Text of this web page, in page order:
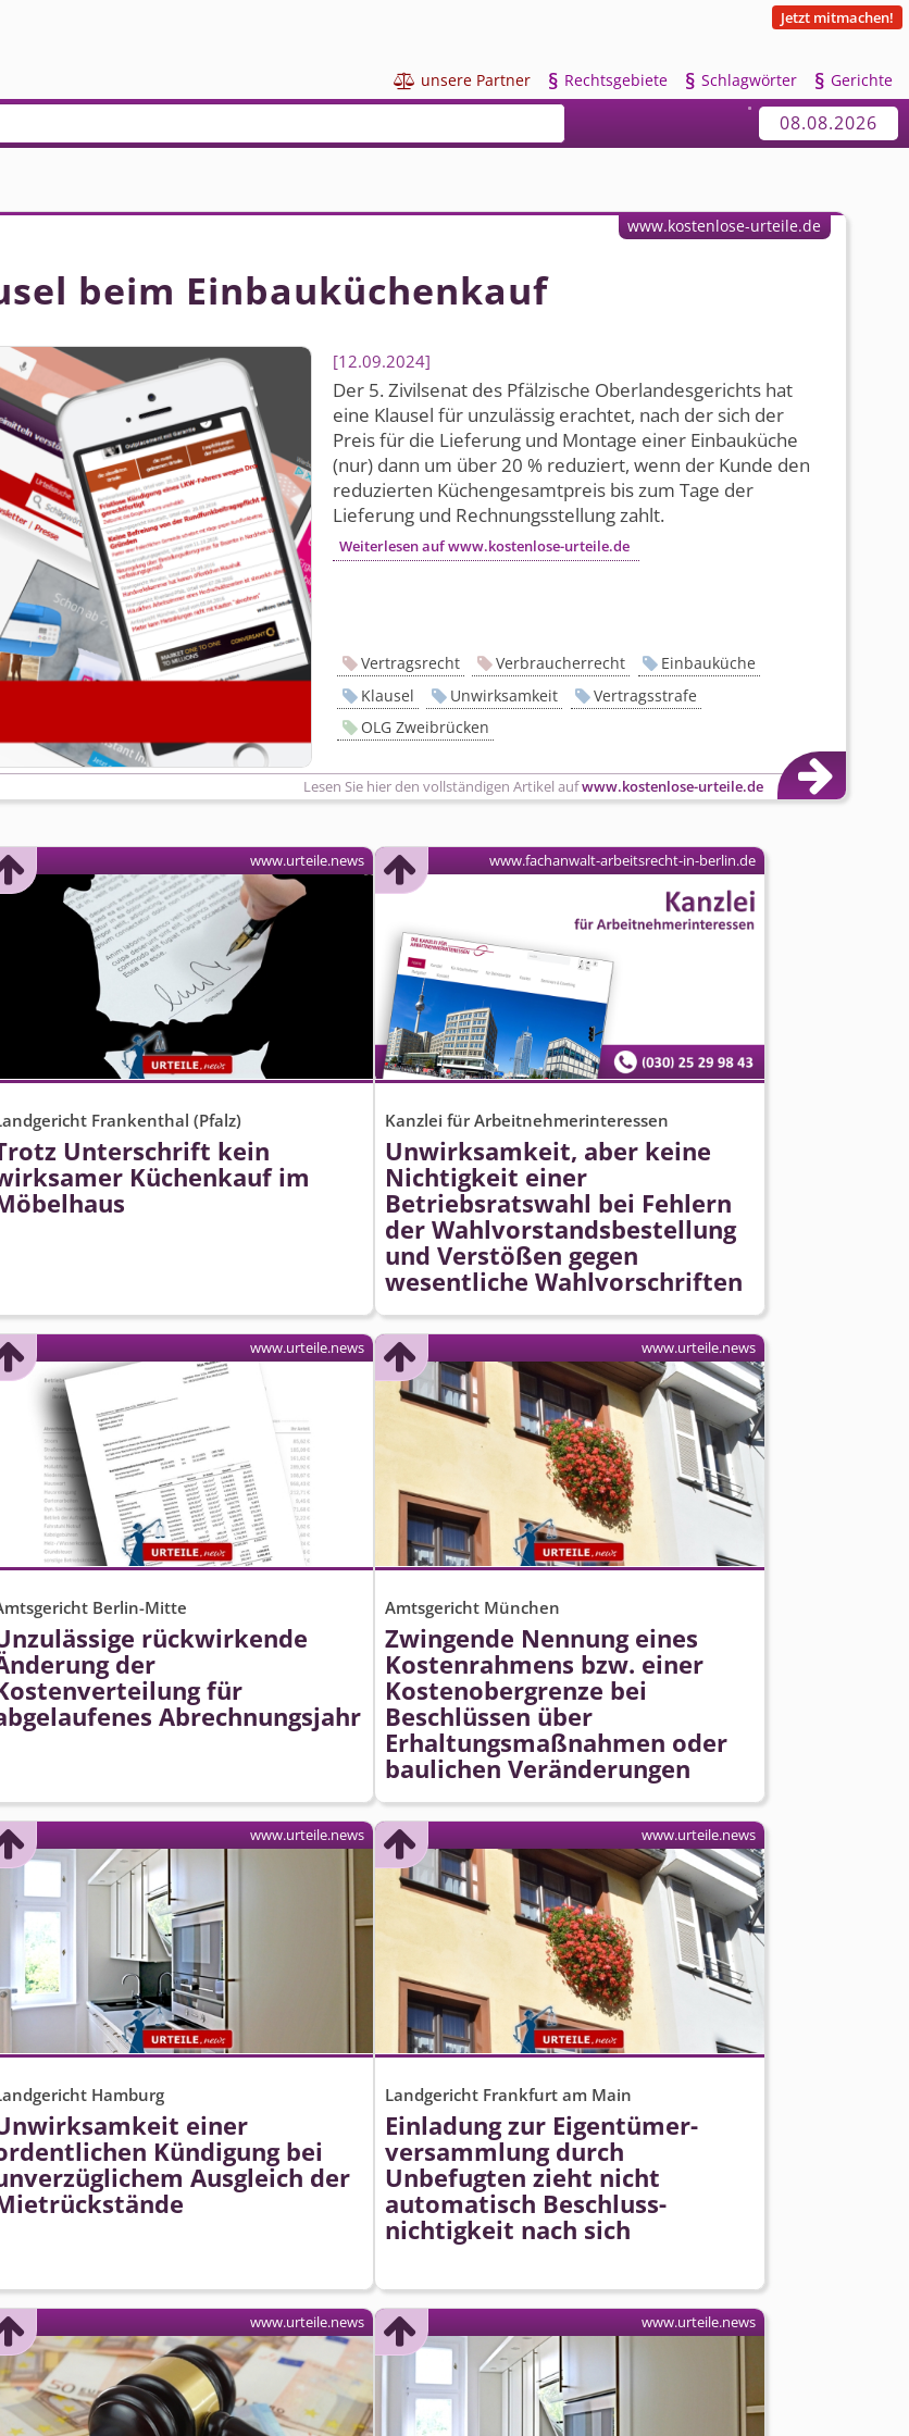
Jetzt mitmachen!
 unsere Partner § Rechtsgebiete § Schlagwörter § Gerichte
08.08.2026
beim Einbauküchenkauf
12.09.2024
Der 5. Zivilsenat des Pfälzische Oberlandesgerichts hat
eine Klausel für unzulässig erachtet, nach der sich der
Preis für die Lieferung und Montage einer Einbauküche
(nur) dann um über 20 % reduziert, wenn der Kunde den
reduzierten Küchengesamtpreis bis zum Tage der
Lieferung und Rechnungsstellung zahlt.
Weiterlesen auf www.kostenlose-urteile.de
Lesen Sie hier den vollständigen Artikel aufwww.kostenlose-urteile.de
www.kostenlose-urteile.de
Vertragsrecht Verbraucherrecht
Einbauküche
Klausel
Unwirksamkeit
Vertragsstrafe
OLG Zweibrücken
Frankenthal (Pfalz)
Unterschrift kein
Küchenkauf im
www.urteile.news
Kanzlei für Arbeitnehmerinteressen
Unwirksamkeit, aber keine
Nichtigkeit einer
Betriebsratswahl bei Fehlern
der Wahlvorstands­bestellung
und Verstößen gegen
wesentliche Wahlvorschriften
www.fachanwalt-arbeitsrecht-in-berlin.de
Berlin-Mitte
rückwirkende
der
für
Abrechnungsjahr
www.urteile.news
Amtsgericht München
Zwingende Nennung eines
Kostenrahmens bzw. einer
Kostenobergrenze bei
Beschlüssen über
Erhaltungsmaßnahmen oder
baulichen Veränderungen
www.urteile.news
Hamburg
einer
Kündigung bei
Ausgleich der
www.urteile.news
Landgericht Frankfurt am Main
Einladung zur Eigentümer­
versammlung durch
Unbefugten zieht nicht
automatisch Beschluss­
nichtigkeit nach sich
www.urteile.news
www.urteile.news www.urteile.news